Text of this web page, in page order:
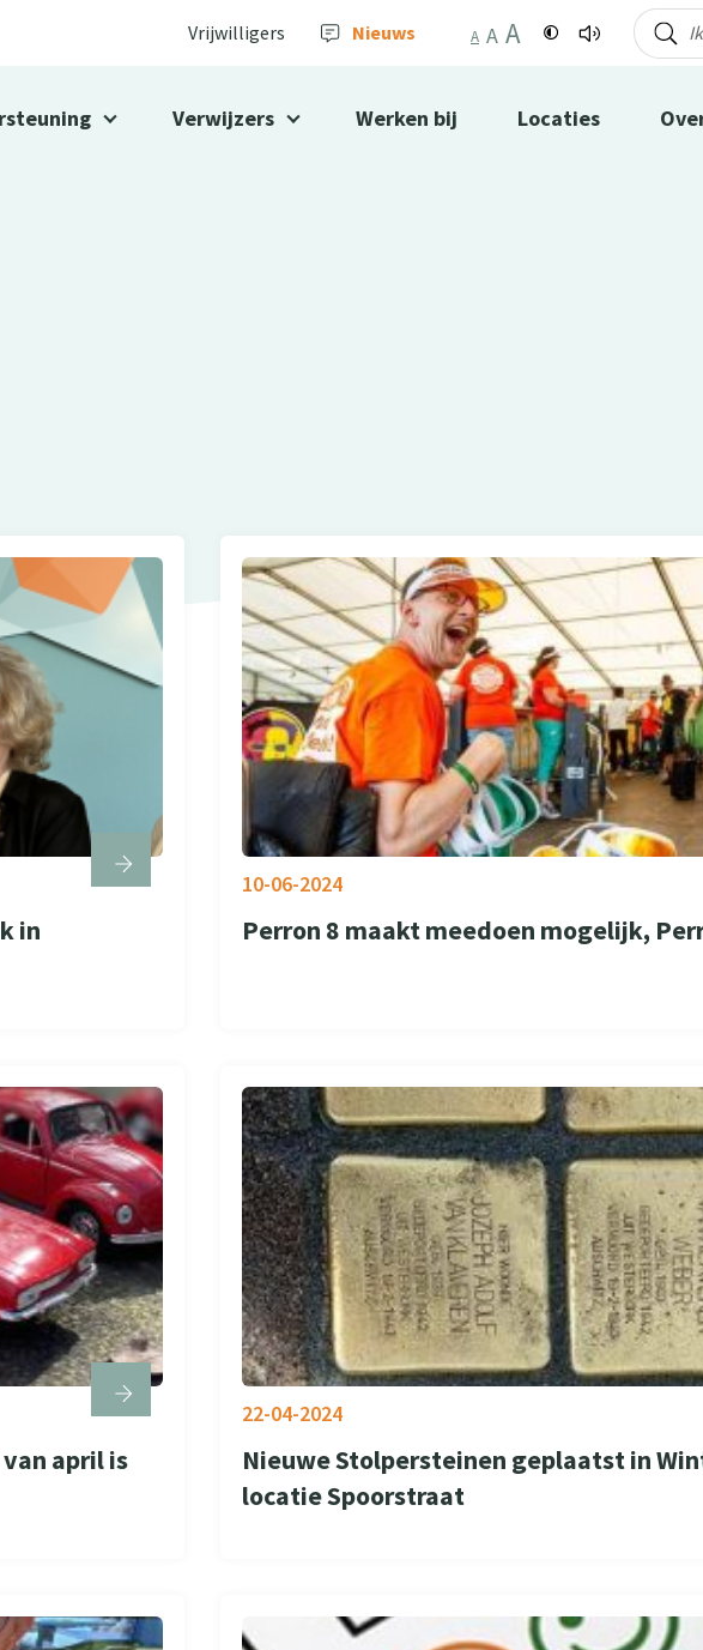
Vrijwilligers Nieuws A A A
Verwijzers Werken bij Locaties
in
Perron 8 maakt meedoen mogelijk,
10-06-2024
april is
Nieuwe Stolpersteinen geplaatst in
locatie Spoorstraat
22-04-2024